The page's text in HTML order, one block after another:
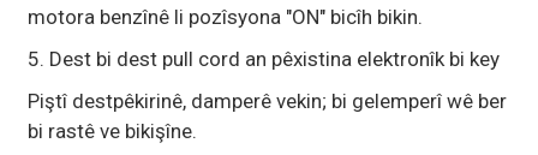
motora benzînê li pozîsyona "ON" bicîh bikin.
5. Dest bi dest pull cord an pêxistina elektronîk bi key
Piştî destpêkirinê, damperê vekin; bi gelemperî wê ber
bi rastê ve bikişîne.